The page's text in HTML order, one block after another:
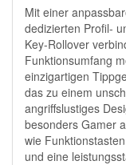
Mit einer
dedizierten Profil-
Key-Rollover
Funktionsumfang
einzigartigen
das zu einem
angriffslustiges
besonders Gamer
wie
und eine